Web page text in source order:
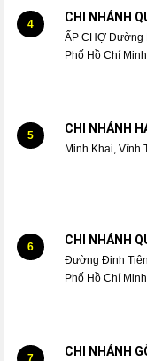
4 CHI NHÁNH
ẤP CHỢ Đường
Phố Hồ Chí Minh
5 CHI NHÁNH
Minh Khai, Vĩnh
6 CHI NHÁNH
Đường Đinh
Phố Hồ Chí Minh
7 CHI NHÁNH